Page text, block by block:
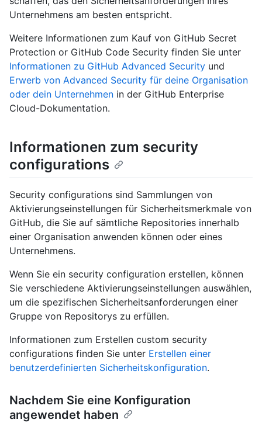
Unternehmens am besten entspricht.
Weitere Informationen zum Kauf von GitHub Secret
Protection or GitHub Code Security finden Sie unter
Informationen zu GitHub Advanced Security und
Erwerb von Advanced Security für deine Organisation
oder dein Unternehmen in der GitHub Enterprise
Cloud-Dokumentation.
Informationen zum security
configurations
Security configurations sind Sammlungen von
Aktivierungseinstellungen für Sicherheitsmerkmale von
GitHub, die Sie auf sämtliche Repositories innerhalb
einer Organisation anwenden können oder eines
Unternehmens.
Wenn Sie ein security configuration erstellen, können
Sie verschiedene Aktivierungseinstellungen auswählen,
um die spezifischen Sicherheitsanforderungen einer
Gruppe von Repositorys zu erfüllen.
Informationen zum Erstellen custom security
configurations finden Sie unter Erstellen einer
benutzerdefinierten Sicherheitskonfiguration.
Nachdem Sie eine Konfiguration
angewendet haben